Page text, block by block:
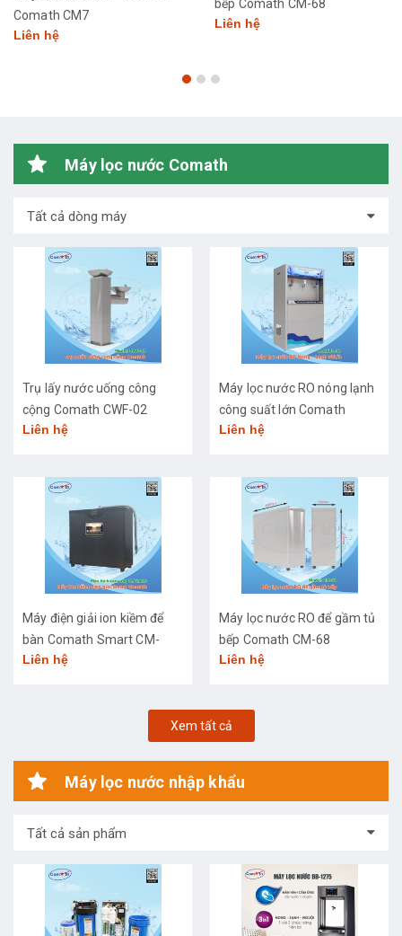
Comath CM7
Liên hệ
bếp Comath CM-68
Liên hệ
Máy lọc nước Comath
Tất cả dòng máy
Trụ lấy nước uống công
cộng Comath CWF-02
Liên hệ
Máy lọc nước RO nóng lạnh
công suất lớn Comath
CM2681-50
Liên hệ
Máy điện giải ion kiềm để
bàn Comath Smart CM-
3668
Liên hệ
Máy lọc nước RO để gầm tủ
bếp Comath CM-68
Liên hệ
Xem tất cả
Máy lọc nước nhập khẩu
Tất cả sản phẩm